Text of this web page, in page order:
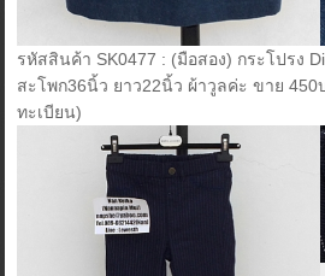
รหัสสินค้า SK0477 : (มือสอง) กระโปรง
สะโพก36นิ้ว ยาว22นิ้ว ผ้าวูลค่ะ ขาย
ทะเบียน)